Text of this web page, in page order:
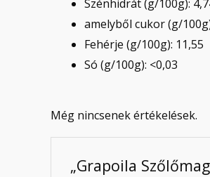
Szénhidrát (g/100g):
amelyből cukor (g/
Fehérje (g/100g): 11,55
Só (g/100g): <0,03
Még nincsenek értékelések.
„Grapoila